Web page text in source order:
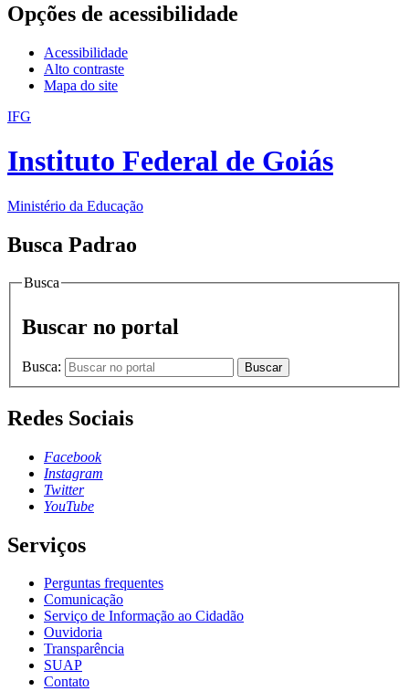
Opções de acessibilidade
Acessibilidade
Alto contraste
Mapa do site
IFG
Instituto Federal de Goiás
Ministério da Educação
Busca Padrao
Busca
Buscar no portal
Busca: Buscar
Redes Sociais
Facebook
Instagram
Twitter
YouTube
Serviços
Perguntas frequentes
Comunicação
Serviço de Informação ao Cidadão
Ouvidoria
Transparência
SUAP
Contato